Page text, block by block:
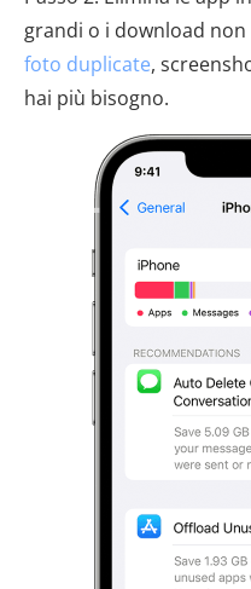
grandi o i download non
foto duplicate,
hai più bisogno.